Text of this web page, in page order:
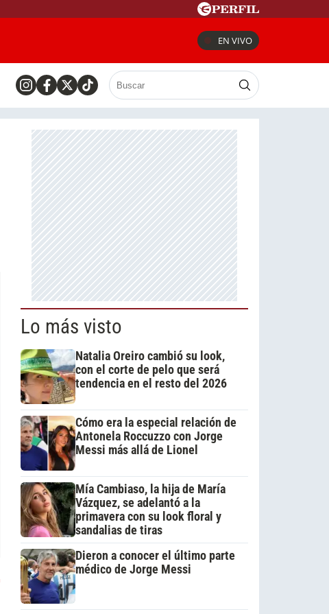
EN VIVO
Lo más visto
Natalia Oreiro cambió su look,
con el corte de pelo que será
tendencia en el resto del 2026
Cómo era la especial relación de
Antonela Roccuzzo con Jorge
Messi más allá de Lionel
Mía Cambiaso, la hija de María
Vázquez, se adelantó a la
primavera con su look floral y
sandalias de tiras
Dieron a conocer el último parte
médico de Jorge Messi